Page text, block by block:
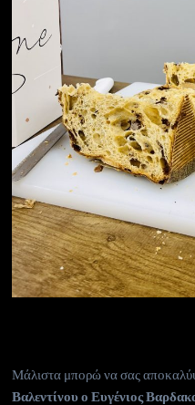
Μάλιστα μπορώ να σας
Βαλεντίνου ο Ευγένιος